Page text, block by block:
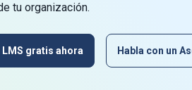
tu organización.
LMS gratis ahora Habla con un